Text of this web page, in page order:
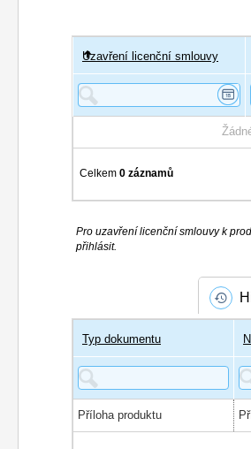
Uživatel
Uzavření licenční smlouvy
Celkem0 záznamů
Pro uzavření licenční smlouvy k
přihlásit.
Typ dokumentu
Příloha produktu